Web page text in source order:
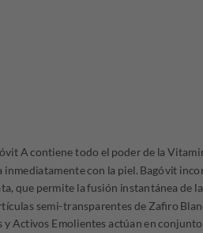
A contiene todo el poder de la
con la piel. Bagóvit
que permite la fusión instantánea de
semi-transparentes de Zafiro
Activos Emolientes actúan en